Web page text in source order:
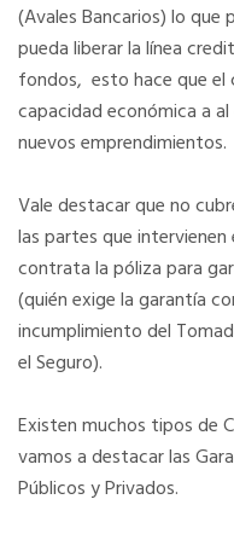
(Avales Bancarios) lo que
pueda liberar la línea
fondos, esto hace que el
capacidad económica a
nuevos emprendimientos.
Vale destacar que no
las partes que
contrata la póliza para
(quién exige la garantía
incumplimiento del
el Seguro).
Existen muchos tipos de
vamos a destacar las
Públicos y Privados.